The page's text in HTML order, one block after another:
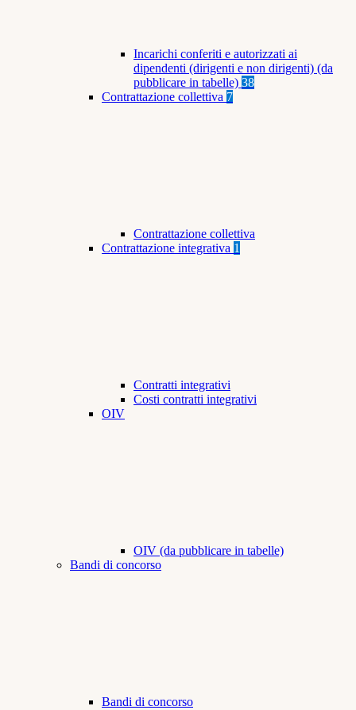
Incarichi conferiti e autorizzati ai
dipendenti (dirigenti e non dirigenti) (da
pubblicare in tabelle) 38
Contrattazione collettiva 7
Contrattazione collettiva
Contrattazione integrativa 1
Contratti integrativi
Costi contratti integrativi
OIV
OIV (da pubblicare in tabelle)
Bandi di concorso
Bandi di concorso